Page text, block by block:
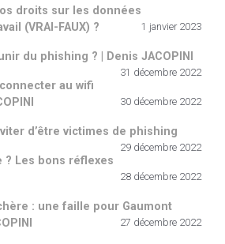
droits sur les données
(VRAI-FAUX) ?
1 janvier 2023
du phishing ? | Denis JACOPINI
31 décembre 2022
au wifi
30 décembre 2022
d’être victimes de phishing
29 décembre 2022
? Les bons réflexes
28 décembre 2022
: une faille pour Gaumont
27 décembre 2022